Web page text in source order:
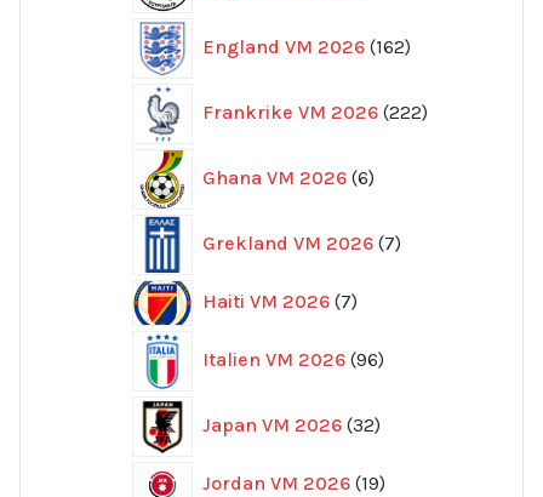
England VM 2026 162
produkter
Frankrike VM 2026 222
produkter
Ghana VM 2026 6
produkter
Grekland VM 2026 7
produkter
Haiti VM 2026 77
Italien VM 2026 96
produkter
Japan VM 2026 32
produkter
Jordan VM 2026 1919